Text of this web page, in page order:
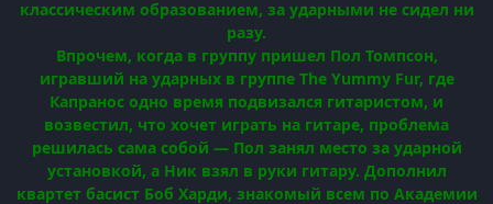
классическим образованием, за ударными не сидел ни
разу.
Впрочем, когда в группу пришел Пол Томпсон,
игравший на ударных в группе The Yummy Fur, где
Капранос одно время подвизался гитаристом, и
возвестил, что хочет играть на гитаре, проблема
решилась сама собой — Пол занял место за ударной
установкой, а Ник взял в руки гитару. Дополнил
квартет басист Боб Харди, знакомый всем по Академии